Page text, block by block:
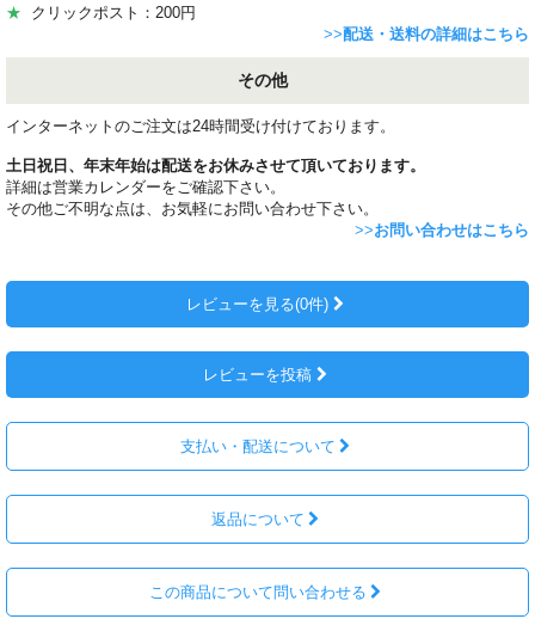
★ クリックポスト：200円
>>配送・送料の詳細はこちら
その他
インターネットのご注文は24時間受け付けております。
土日祝日、年末年始は配送をお休みさせて頂いております。
詳細は営業カレンダーをご確認下さい。
その他ご不明な点は、お気軽にお問い合わせ下さい。
>>お問い合わせはこちら
レビューを見る(0件)
レビューを投稿
支払い・配送について
返品について
この商品について問い合わせる